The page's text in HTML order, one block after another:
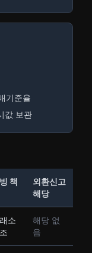
기준율
값 보관
책
외환신고
해당
소
해당 없
음